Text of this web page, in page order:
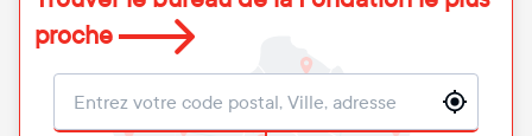
proche
Localisation